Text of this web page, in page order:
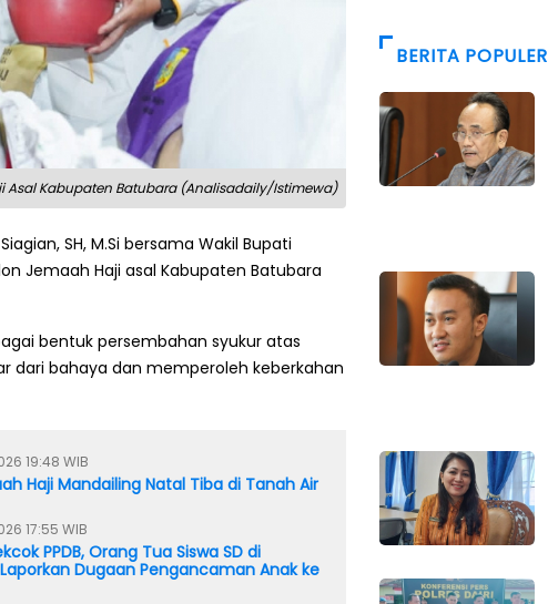
Asal Kabupaten Batubara (Analisadaily/Istimewa)
SH, M.Si bersama Wakil Bupati
Jemaah Haji asal Kabupaten Batubara
bentuk persembahan syukur atas
dari bahaya dan memperoleh keberkahan
19:48 WIB
Haji Mandailing Natal Tiba di Tanah Air
17:55 WIB
PPDB, Orang Tua Siswa SD di
Dugaan Pengancaman Anak ke
BERITA POPULER